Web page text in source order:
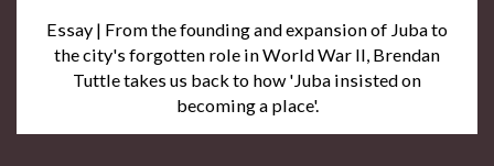
Essay | From the founding and expansion of Juba to
the city's forgotten role in World War II, Brendan
Tuttle takes us back to how 'Juba insisted on
becoming a place'.